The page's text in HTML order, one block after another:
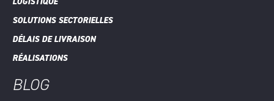
SOLUTIONS SECTORIELLES
DÉLAIS DE LIVRAISON
RÉALISATIONS
BLOG